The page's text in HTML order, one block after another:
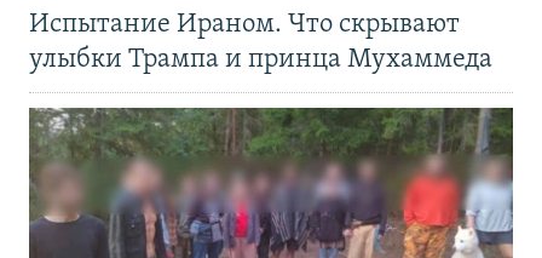
Испытание Ираном. Что скрывают
улыбки Трампа и принца Мухаммеда